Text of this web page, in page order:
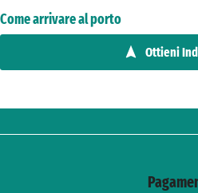
Come arrivare al porto
Ottieni